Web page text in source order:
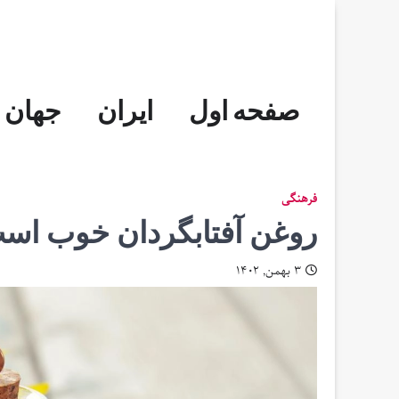
صفحه اول ایران جهان
فرهنگی
روغن آفتابگردان خوب
۳ بهمن, ۱۴۰۲